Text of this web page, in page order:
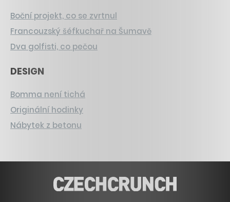
Boční projekt, co se zvrtnul
Francouzský šéfkuchař na Šumavě
Dva golfisti, co pečou
DESIGN
Bomma není tichá
Originální hodinky
Nábytek z betonu